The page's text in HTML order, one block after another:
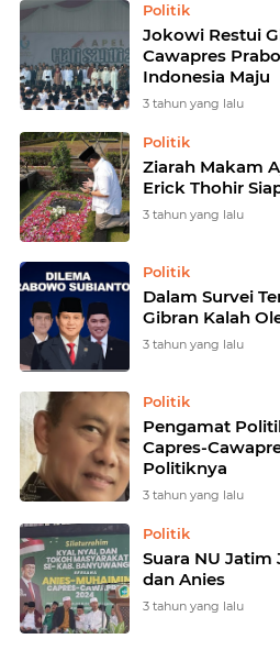
Politik
Jokowi Restui
Cawapres
Indonesia Maju
3 tahun yang lalu
Politik
Ziarah Makam
Erick Thohir
3 tahun yang lalu
Politik
Dalam Survei
Gibran Kalah
3 tahun yang lalu
Politik
Pengamat
Capres-
Politiknya
3 tahun yang lalu
Politik
Suara NU
dan Anies
3 tahun yang lalu